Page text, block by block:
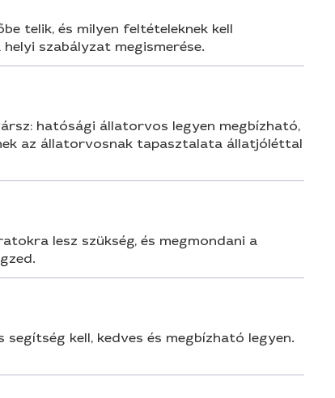
telik, és milyen feltételeknek kell
szabályzat megismerése.
hatósági állatorvos legyen megbízható,
az állatorvosnak tapasztalata állatjóléttal
lesz szükség, és megmondani a
kell, kedves és megbízható legyen.